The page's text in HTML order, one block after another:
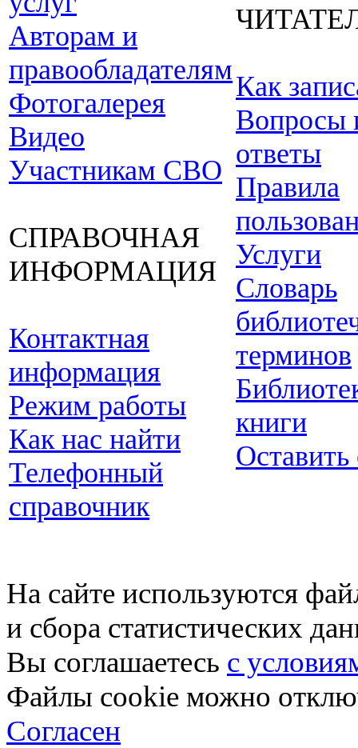
Авторам и
правообладателям
Фотогалерея
Видео
Участникам СВО
СПРАВОЧНАЯ
ИНФОРМАЦИЯ
Контактная
информация
Режим работы
Как нас найти
Телефонный
справочник
Как
Вопросы
ответы
Правила
Услуги
Словарь
терминов
книги
Оставить
На сайте используются
и сбора статистических
Вы соглашаетесь с
Файлы cookie можно
Согласен